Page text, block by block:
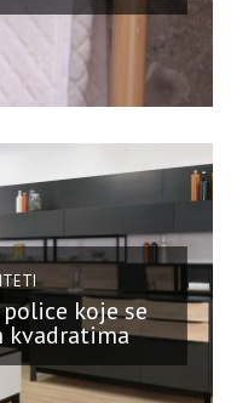
koje se
kvadratima